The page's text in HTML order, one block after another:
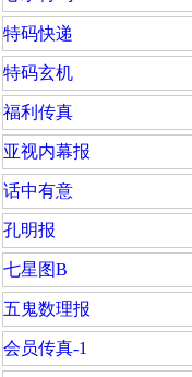
特码快递
特码玄机
福利传真
亚视内幕报
话中有意
孔明报
七星图B
五鬼数理报
会员传真-1